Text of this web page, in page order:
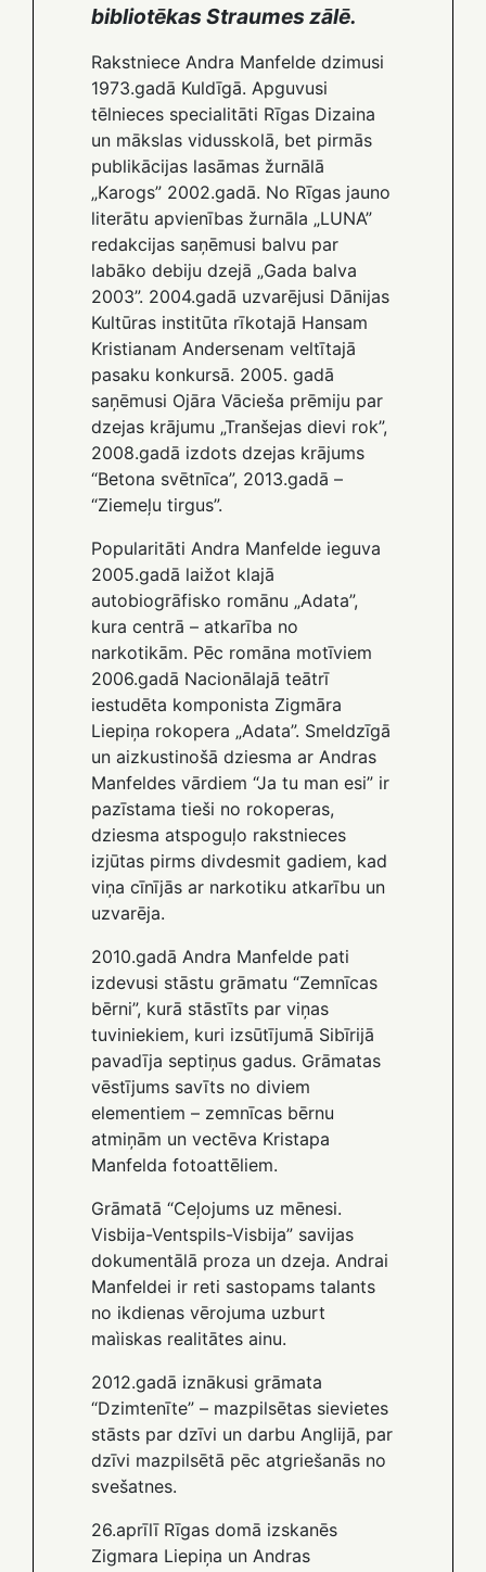
bibliotēkas Straumes zālē.
Rakstniece Andra Manfelde dzimusi
1973.gadā Kuldīgā. Apguvusi
tēlnieces specialitāti Rīgas Dizaina
un mākslas vidusskolā, bet pirmās
publikācijas lasāmas žurnālā
„Karogs” 2002.gadā. No Rīgas jauno
literātu apvienības žurnāla „LUNA”
redakcijas saņēmusi balvu par
labāko debiju dzejā „Gada balva
2003”. 2004.gadā uzvarējusi Dānijas
Kultūras institūta rīkotajā Hansam
Kristianam Andersenam veltītajā
pasaku konkursā. 2005. gadā
saņēmusi Ojāra Vācieša prēmiju par
dzejas krājumu „Tranšejas dievi rok”,
2008.gadā izdots dzejas krājums
“Betona svētnīca”, 2013.gadā –
“Ziemeļu tirgus”.
Popularitāti Andra Manfelde ieguva
2005.gadā laižot klajā
autobiogrāfisko romānu „Adata”,
kura centrā – atkarība no
narkotikām. Pēc romāna motīviem
2006.gadā Nacionālajā teātrī
iestudēta komponista Zigmāra
Liepiņa rokopera „Adata”. Smeldzīgā
un aizkustinošā dziesma ar Andras
Manfeldes vārdiem “Ja tu man esi” ir
pazīstama tieši no rokoperas,
dziesma atspoguļo rakstnieces
izjūtas pirms divdesmit gadiem, kad
viņa cīnījās ar narkotiku atkarību un
uzvarēja.
2010.gadā Andra Manfelde pati
izdevusi stāstu grāmatu “Zemnīcas
bērni”, kurā stāstīts par viņas
tuviniekiem, kuri izsūtījumā Sibīrijā
pavadīja septiņus gadus. Grāmatas
vēstījums savīts no diviem
elementiem – zemnīcas bērnu
atmiņām un vectēva Kristapa
Manfelda fotoattēliem.
Grāmatā “Ceļojums uz mēnesi.
Visbija-Ventspils-Visbija” savijas
dokumentālā proza un dzeja. Andrai
Manfeldei ir reti sastopams talants
no ikdienas vērojuma uzburt
maìiskas realitātes ainu.
2012.gadā iznākusi grāmata
“Dzimtenīte” – mazpilsētas sievietes
stāsts par dzīvi un darbu Anglijā, par
dzīvi mazpilsētā pēc atgriešanās no
svešatnes.
26.aprīlī Rīgas domā izskanēs
Zigmara Liepiņa un Andras